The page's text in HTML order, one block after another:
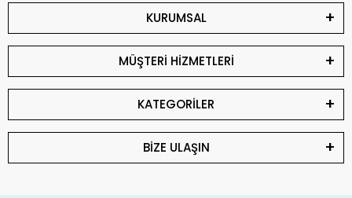
KURUMSAL
MÜŞTERİ HİZMETLERİ
KATEGORİLER
BİZE ULAŞIN